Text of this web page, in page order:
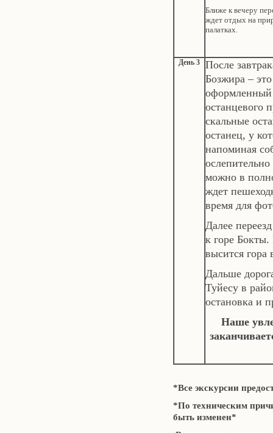
Ближе к вечеру
ждет отдых на
палатках.
День 3
После
Бозжира –
останцевого
скальные
останец, у
напоминая
можно в
ждет
время для
Далее
к горе
высится
Дальше
Туйесу в
остановка и
Наше
*Все экскурсии
*По техническим
быть изменен*